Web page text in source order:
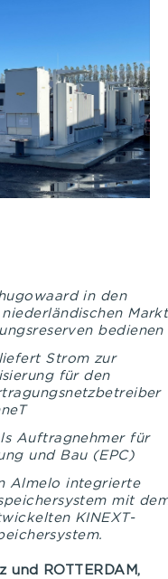
in den
Markt
bedienen
Strom zur
für den
Auftragnehmer für
und Bau (EPC)
Almelo integrierte
mit
KINEXT-
und
ROTTERDAM,